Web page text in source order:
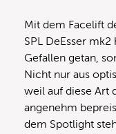
Mit dem Facelift
SPL DeEsser
Gefallen getan,
Nicht nur aus
weil auf diese Art
angenehm
dem Spotlight